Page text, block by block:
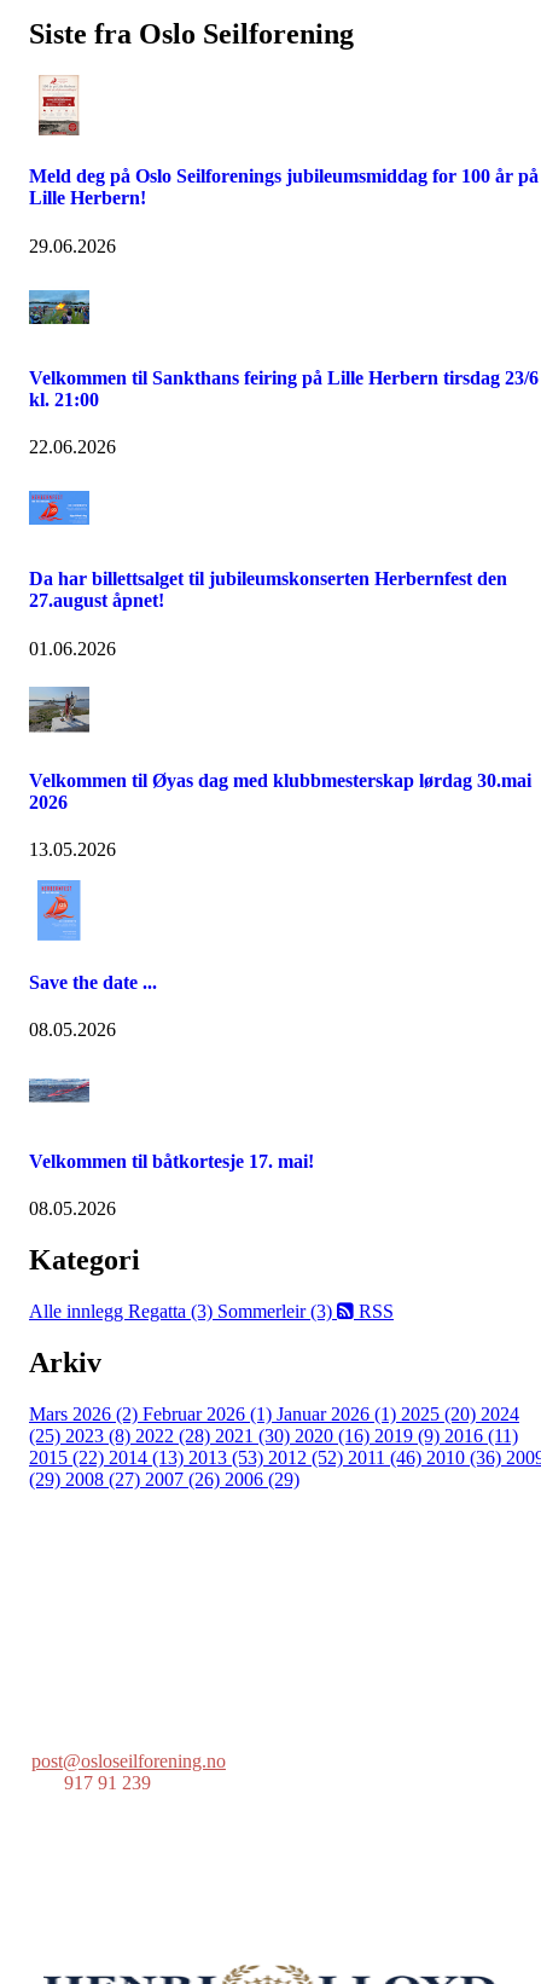
Siste fra Oslo Seilforening
Meld deg på Oslo Seilforenings jubileumsmiddag for 100 år på
Lille Herbern!
29.06.2026
Velkommen til Sankthans feiring på Lille Herbern tirsdag 23/6
kl. 21:00
22.06.2026
Da har billettsalget til jubileumskonserten Herbernfest den
27.august åpnet!
01.06.2026
Velkommen til Øyas dag med klubbmesterskap lørdag 30.mai
2026
13.05.2026
Save the date ...
08.05.2026
Velkommen til båtkortesje 17. mai!
08.05.2026
Kategori
Alle innlegg Regatta (3) Sommerleir (3) RSS
Arkiv
Mars 2026 (2) Februar 2026 (1) Januar 2026 (1) 2025 (20) 2024
(25) 2023 (8) 2022 (28) 2021 (30) 2020 (16) 2019 (9) 2016 (11)
2015 (22) 2014 (13) 2013 (53) 2012 (52) 2011 (46) 2010 (36)
(29) 2008 (27) 2007 (26) 2006 (29)
post@osloseilforening.no
917 91 239